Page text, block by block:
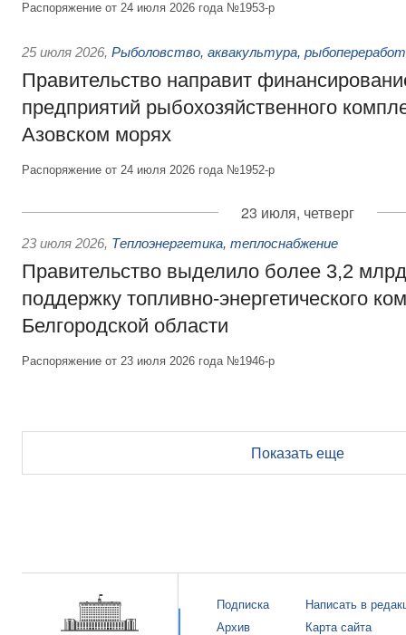
Распоряжение от 24 июля 2026 года №1953-р
25 июля 2026, Рыболовство, аквакультура,
Правительство направит
предприятий рыбохозяйственного
Азовском морях
Распоряжение от 24 июля 2026 года №1952-р
23 июля, четверг
23 июля 2026, Теплоэнергетика, теплоснабжение
Правительство выделило более 3,2
поддержку топливно-энергетического
Белгородской области
Распоряжение от 23 июля 2026 года №1946-р
Показать еще
Подписка
Архив
Написать в
Карта сайта